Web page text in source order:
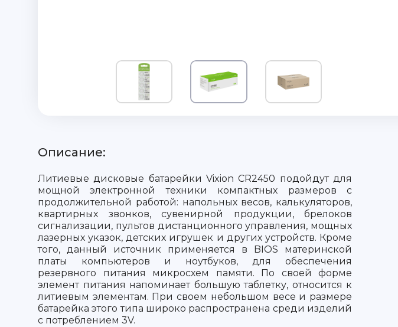
Описание:
Литиевые дисковые батарейки Vixion CR2450 подойдут для
мощной электронной техники компактных размеров с
продолжительной работой: напольных весов, калькуляторов,
квартирных звонков, сувенирной продукции, брелоков
сигнализации, пультов дистанционного управления, мощных
лазерных указок, детских игрушек и других устройств. Кроме
того, данный источник применяется в BIOS материнской
платы компьютеров и ноутбуков, для обеспечения
резервного питания микросхем памяти. По своей форме
элемент питания напоминает большую таблетку, относится к
литиевым элементам. При своем небольшом весе и размере
батарейка этого типа широко распространена среди изделий
с потреблением 3V.